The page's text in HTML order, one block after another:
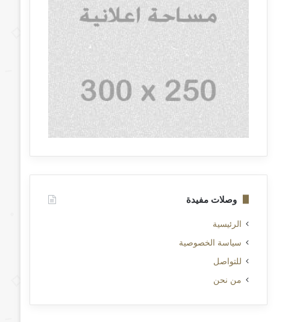
وصلات مفيدة
الرئيسية
سياسة الخصوصية
للتواصل
من نحن